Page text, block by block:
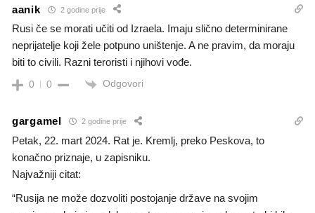
aanik 2 godine prije
Rusi če se morati učiti od Izraela. Imaju slično determinirane
neprijatelje koji žele potpuno uništenje. A ne pravim, da moraju
biti to civili. Razni teroristi i njihovi vođe.
0 0 Odgovori
gargamel 2 godine prije
Petak, 22. mart 2024. Rat je. Kremlj, preko Peskova, to
konačno priznaje, u zapisniku.
Najvažniji citat:
“Rusija ne može dozvoliti postojanje države na svojim